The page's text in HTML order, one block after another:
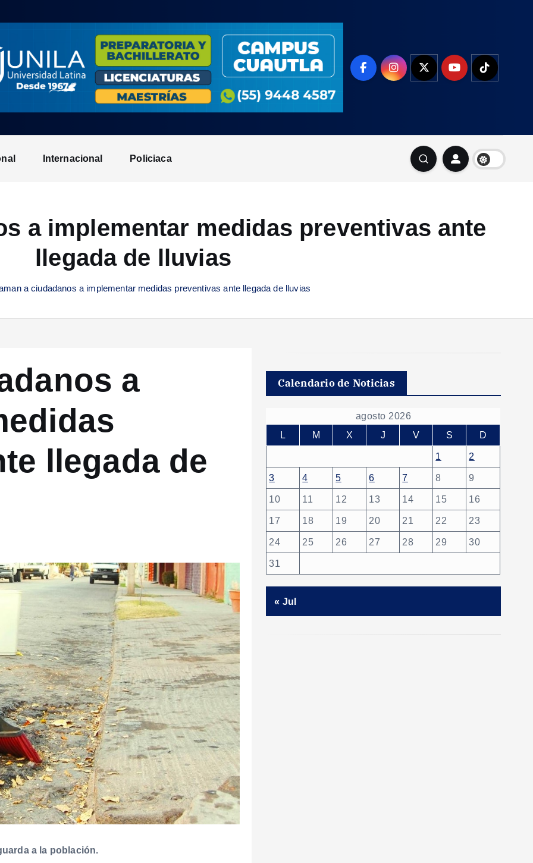
Internacional Policiaca
a implementar medidas preventivas ante
llegada de lluvias
a ciudadanos a implementar medidas preventivas ante llegada de lluvias
a
llegada de
a la población.
Calendario de Noticias
agosto 2026
L
M X J V S D
1 2
3 4 5 6 7 8 9
10 11 12 13 14 15 16
17 18 19 20 21 22 23
24 25 26 27 28 29 30
31
« Jul